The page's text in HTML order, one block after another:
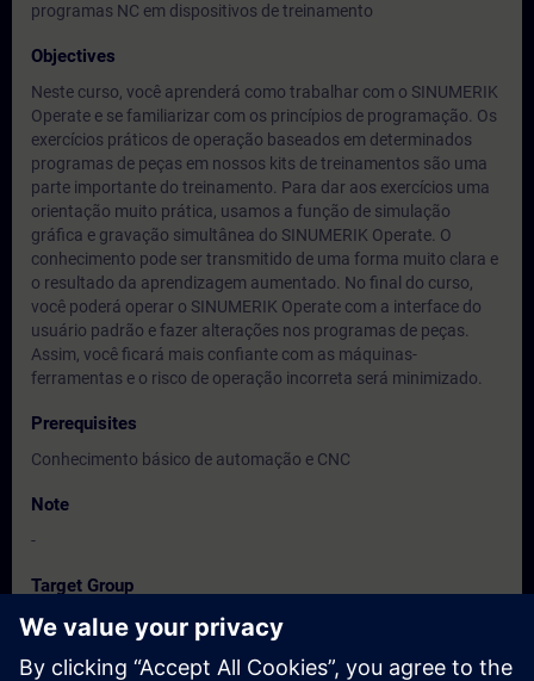
programas NC em dispositivos de treinamento
Objectives
Neste curso, você aprenderá como trabalhar com o SINUMERIK
Operate e se familiarizar com os princípios de programação. Os
exercícios práticos de operação baseados em determinados
programas de peças em nossos kits de treinamentos são uma
parte importante do treinamento. Para dar aos exercícios uma
orientação muito prática, usamos a função de simulação
gráfica e gravação simultânea do SINUMERIK Operate. O
conhecimento pode ser transmitido de uma forma muito clara e
o resultado da aprendizagem aumentado. No final do curso,
você poderá operar o SINUMERIK Operate com a interface do
usuário padrão e fazer alterações nos programas de peças.
Assim, você ficará mais confiante com as máquinas-
ferramentas e o risco de operação incorreta será minimizado.
Prerequisites
Conhecimento básico de automação e CNC
Note
-
Target Group
Operadpores